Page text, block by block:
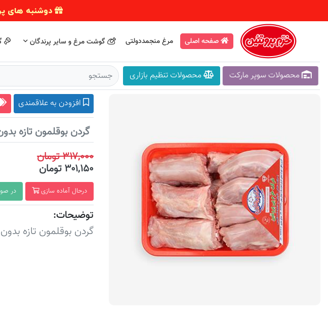
دوشنبه های
صفحه اصلی مرغ منجمددولتی گوشت مرغ و سایر پرندگان
محصولات سوپر مارکت محصولات تنظیم بازاری
گردن بوقلمون تازه بدون
۳۱۷,۰۰۰ تومان
۳۰۱,۱۵۰ تومان
درحال آماده سازی در
توضیحات:
گردن بوقلمون تازه بدون